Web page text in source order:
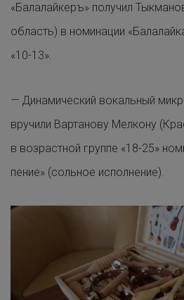
«Балалайкеръ» получил
область) в номинации
«10-13».
— Динамический вокальный
вручили Вартанову Мелкону
в возрастной группе «18-25»
пение» (сольное исполнение).